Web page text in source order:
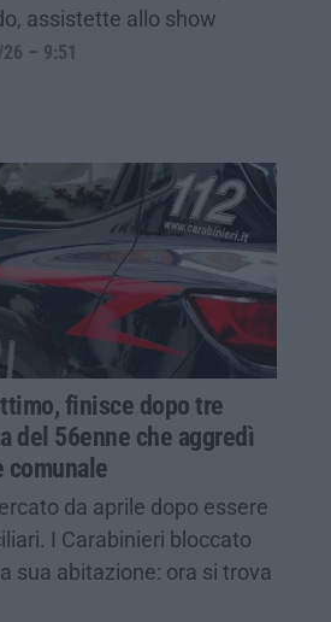
assistette allo show
– 9:51
finisce dopo tre
del 56enne che aggredì
comunale
da aprile dopo essere
I Carabinieri bloccato
sua abitazione: ora si trova